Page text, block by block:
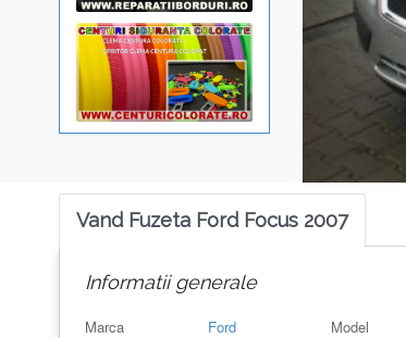
Vand Fuzeta Ford Focus 2007
Informatii generale
Marca Ford Model